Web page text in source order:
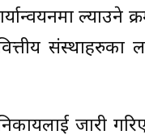
ल्याउने
संस्थाहरुका
जारी